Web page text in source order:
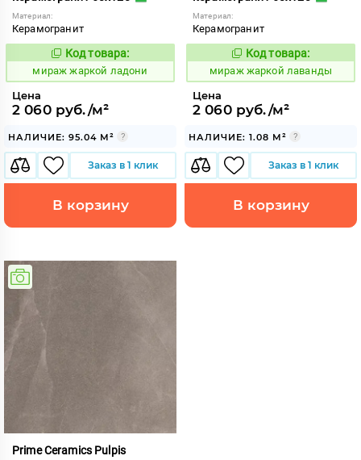
Материал:
Керамогранит
987917
Код товара:
мираж жаркой ладони
Цена
2 060 руб./м²
НАЛИЧИЕ: 95.04 М²
Заказ в 1 клик
В корзину
Материал:
Керамогранит
987916
Код товара:
мираж жаркой лаванды
Цена
2 060 руб./м²
НАЛИЧИЕ: 1.08 М²
Заказ в 1 клик
В корзину
Prime Ceramics Pulpis